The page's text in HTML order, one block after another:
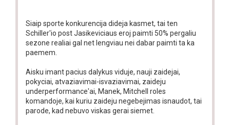
Siaip sporte konkurencija dideja kasmet, tai ten
Schiller'io post Jasikeviciaus eroj paimti 50% pergaliu
sezone realiai gal net lengviau nei dabar paimti ta ka
paemem.
Aisku imant pacius dalykus viduje, nauji zaidejai,
pokyciai, atvaziavimai-isvaziavimai, zaideju
underperformance'ai, Manek, Mitchell roles
komandoje, kai kuriu zaideju negebejimas isnaudot, tai
parode, kad nebuvo viskas gerai siemet.